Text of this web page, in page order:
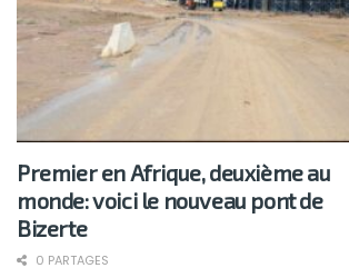
Premier en Afrique, deuxième au
monde: voici le nouveau pont de
Bizerte
0 PARTAGES